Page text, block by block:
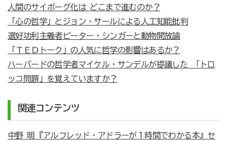
人間のサイボーグ化は どこまで進むのか？
「心の哲学」とジョン・サールによる人工知能批判
選好功利主義者ピーター・シンガーと動物開放論
「ＴＥＤトーク」の人気に哲学の影響はあるか？
ハーバードの哲学者マイケル・サンデルが提議した 「トロ
ッコ問題」を覚えていますか？
関連コンテンツ
中野 明『アルフレッド・アドラーが１時間でわかる本』セ